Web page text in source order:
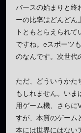
バースの始まりと終
ーの比率はどんどん
トともとらえられ
ですね。eスポーツ
のなんです。次世代
ただ、どういうかた
もしれません。いま
用ゲーム機、さらに
すが、本質のゲーム
本には世界にはない